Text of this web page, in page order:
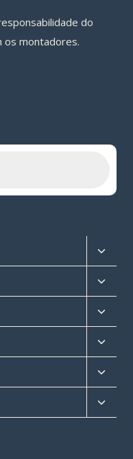
do
os montadores.
menu
filho
menu
filho
menu
filho
menu
filho
menu
filho
menu